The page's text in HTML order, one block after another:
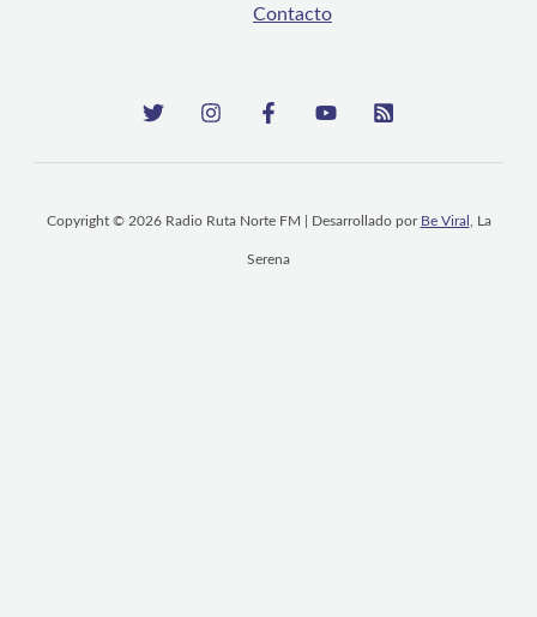
Contacto
Copyright © 2026 Radio Ruta Norte FM | Desarrollado por Be Viral , La
Serena